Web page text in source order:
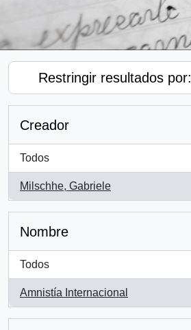
Restringir resultados por:
Creador
Todos
Milschhe, Gabriele
, 1 resultados
Nombre
Todos
Amnistía Internacional
, 1 resultados